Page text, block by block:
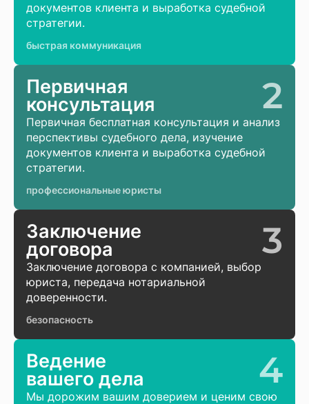
документов клиента и выработка судебной
стратегии.
быстрая коммуникация
Первичная
консультация
2
Первичная бесплатная консультация и анализ
перспективы судебного дела, изучение
документов клиента и выработка судебной
стратегии.
профессиональные юристы
Заключение
договора
3
Заключение договора с компанией, выбор
юриста, передача нотариальной
доверенности.
безопасность
Ведение
вашего дела
4
Мы дорожим вашим доверием и ценим свою